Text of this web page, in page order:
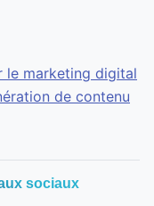
le marketing digital
de contenu
sociaux